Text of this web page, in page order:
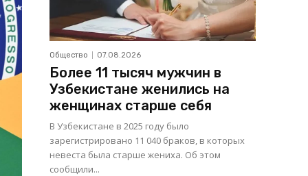
Общество 07.08.2026
Более 11 тысяч мужчин в
Узбекистане женились на
женщинах старше себя
В Узбекистане в 2025 году было
зарегистрировано 11 040 браков, в которых
невеста была старше жениха. Об этом
сообщили...